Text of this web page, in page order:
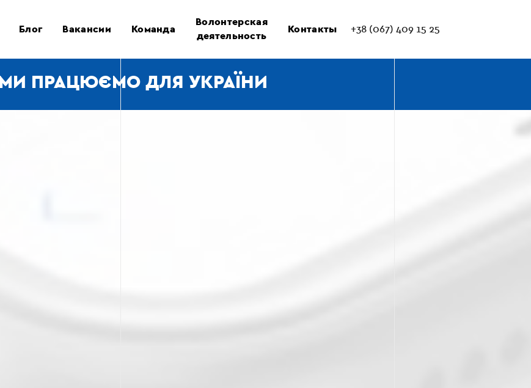
Блог Вакансии Команда
Волонтерская
деятельность
Контакты +38 (067) 409 15 25
МИ ПРАЦЮЄМО ДЛЯ УКРАЇНИ